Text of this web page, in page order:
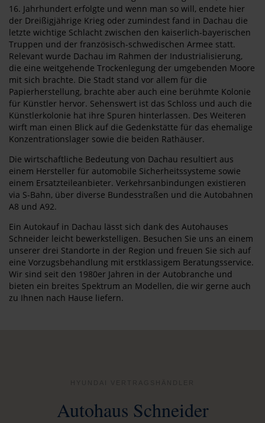
16. Jahrhundert erfolgte und wenn man so will, endete hier
der Dreißigjährige Krieg oder zumindest fand in Dachau die
letzte wichtige Schlacht zwischen den kaiserlich-bayerischen
Truppen und der französisch-schwedischen Armee statt.
Relevant wurde Dachau im Rahmen der Industrialisierung,
die eine weitgehende Trockenlegung der umgebenden Moore
mit sich brachte. Die Stadt stand vor allem für die
Papierherstellung, brachte aber auch eine berühmte Kolonie
für Künstler hervor. Sehenswert ist das Schloss und auch die
Künstlerkolonie hat ihre Spuren hinterlassen. Des Weiteren
wirft man einen Blick auf die Gedenkstätte für das ehemalige
Konzentrationslager sowie die beiden Rathäuser.
Die wirtschaftliche Bedeutung von Dachau resultiert aus
einem Hersteller für automobile Sicherheitssysteme sowie
einem Ersatzteileanbieter. Verkehrsanbindungen existieren
via S-Bahn, über diverse Bundesstraßen und die Autobahnen
A8 und A92.
Ein Autokauf in Dachau lässt sich dank des Autohauses
Schneider leicht bewerkstelligen. Besuchen Sie uns an einem
unserer drei Standorte in der Region und freuen Sie sich auf
eine Vorzugsbehandlung mit erstklassigem Beratungsservice.
Wir sind seit den 1980er Jahren in der Autobranche und
bieten ein breites Spektrum an Modellen, die wir gerne auch
zu Ihnen nach Hause liefern.
Autohaus Schneider